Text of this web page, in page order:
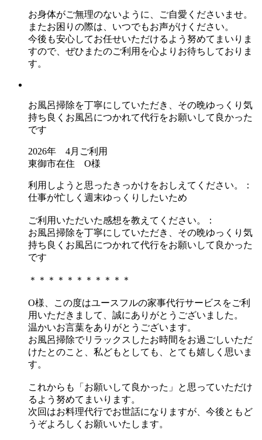
お身体がご無理のないように、ご自愛くださいませ。
またお困りの際は、いつでもお声がけください。
今後も安心してお任せいただけるよう努めてまいりま
すので、ぜひまたのご利用を心よりお待ちしておりま
す。
お風呂掃除を丁寧にしていただき、その晩ゆっくり気
持ち良くお風呂につかれて代行をお願いして良かった
です
2026年 4月ご利用
東御市在住 O様
利用しようと思ったきっかけをおしえてください。：
仕事が忙しく週末ゆっくりしたいため
ご利用いただいた感想を教えてください。：
お風呂掃除を丁寧にしていただき、その晩ゆっくり気
持ち良くお風呂につかれて代行をお願いして良かった
です
＊＊＊＊＊＊＊＊＊＊＊
O様、この度はユースフルの家事代行サービスをご利
用いただきまして、誠にありがとうございました。
温かいお言葉をありがとうございます。
お風呂掃除でリラックスしたお時間をお過ごしいただ
けたとのこと、私どもとしても、とても嬉しく思いま
す。
これからも「お願いして良かった」と思っていただけ
るよう努めてまいります。
次回はお料理代行でお世話になりますが、今後ともど
うぞよろしくお願いいたします。